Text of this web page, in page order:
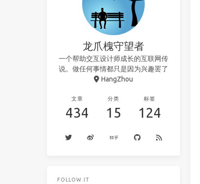
龙爪槐守望者
一个帮助交互设计师成长的互联网传
说。做任何事情都只是因为兴趣罢了
HangZhou
文章
434
分类
15
标签
124
FOLLOW.IT